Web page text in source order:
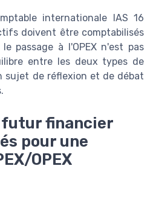
internationale IAS 16
doivent être comptabilisés
passage à l'OPEX n'est pas
entre les deux types de
sujet de réflexion et de débat
financier
pour une
OPEX